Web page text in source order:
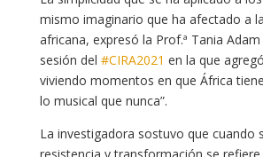
mismo imaginario que ha afectado a
africana, expresó la Prof.ª Tania
sesión del #CIRA2021 en la que
viviendo momentos en que África
lo musical que nunca”.
La investigadora sostuvo que cuando